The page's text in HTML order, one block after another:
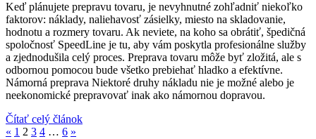
Keď plánujete prepravu tovaru, je nevyhnutné zohľadniť niekoľko
faktorov: náklady, naliehavosť zásielky, miesto na skladovanie,
hodnotu a rozmery tovaru. Ak neviete, na koho sa obrátiť, špedičná
spoločnosť SpeedLine je tu, aby vám poskytla profesionálne služby
a zjednodušila celý proces. Preprava tovaru môže byť zložitá, ale s
odbornou pomocou bude všetko prebiehať hladko a efektívne.
Námorná preprava Niektoré druhy nákladu nie je možné alebo je
neekonomické prepravovať inak ako námornou dopravou.
Čítať celý článok
« Previous
1 2 3 4 … 6 Next
»